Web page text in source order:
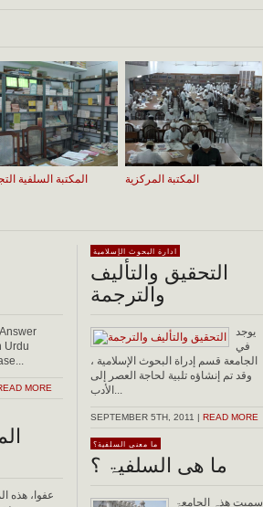
المكتبة السلفية المكتبة المركزية
Urdu
MORE
عفوا، هذه
ادارة البحوث الإسلامية
التحقيق والتأليف
والترجمة
يوجد
في
الجامعة قسم إدراة البحوث الإسلامية ،
وقد تم إنشاؤه تلبية لحاجة العصر إلى
الأدب...
SEPTEMBER 5TH, 2011 | READ MORE
ما معنى السلفية؟
ما ھی السلفیۃ ؟
سمیت ھذہ الجامعۃ